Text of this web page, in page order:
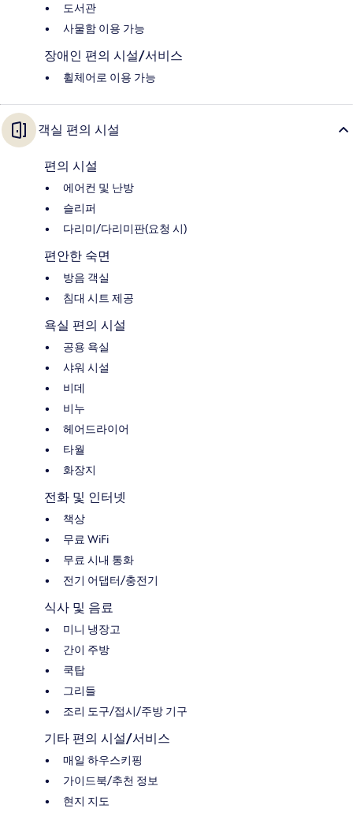
도서관
사물함 이용 가능
장애인 편의 시설/서비스
휠체어로 이용 가능
객실 편의 시설
편의 시설
에어컨 및 난방
슬리퍼
다리미/다리미판(요청 시)
편안한 숙면
방음 객실
침대 시트 제공
욕실 편의 시설
공용 욕실
샤워 시설
비데
비누
헤어드라이어
타월
화장지
전화 및 인터넷
책상
무료 WiFi
무료 시내 통화
전기 어댑터/충전기
식사 및 음료
미니 냉장고
간이 주방
쿡탑
그리들
조리 도구/접시/주방 기구
기타 편의 시설/서비스
매일 하우스키핑
가이드북/추천 정보
현지 지도